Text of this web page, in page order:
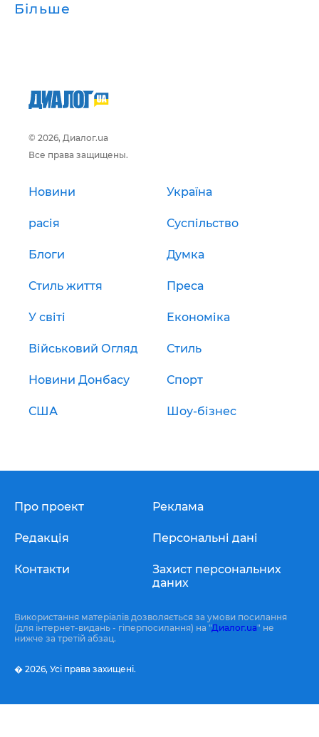
Більше
© 2026, Диалог.ua
Все права защищены.
Новини Україна
расія Суспільство
Блоги Думка
Стиль життя Преса
У світі Економіка
Військовий Огляд Стиль
Новини Донбасу Спорт
США Шоу-бізнес
Про проект
Редакція
Контакти
Реклама
Персональні дані
Захист персональних
даних
Використання матеріалів дозволяється за умови посилання
(для інтернет-видань - гіперпосилання) на "Диалог.ua" не
нижче за третій абзац.
� 2026, Усі права захищені.